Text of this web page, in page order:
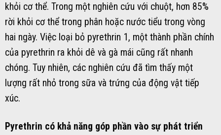
khỏi cơ thể. Trong một nghiên cứu với chuột, hơn 85%
rời khỏi cơ thể trong phân hoặc nước tiểu trong vòng
hai ngày. Việc loại bỏ pyrethrin 1, một thành phần chính
của pyrethrin ra khỏi dê và gà mái cũng rất nhanh
chóng. Tuy nhiên, các nghiên cứu đã tìm thấy một
lượng rất nhỏ trong sữa và trứng của động vật tiếp
xúc.
Pyrethrin có khả năng góp phần vào sự phát triển